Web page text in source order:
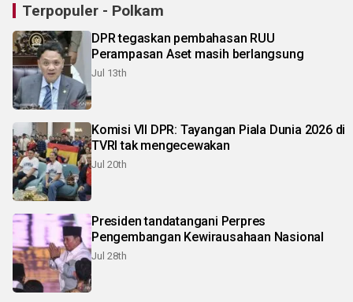
Terpopuler - Polkam
DPR tegaskan pembahasan RUU
Perampasan Aset masih berlangsung
Jul 13th
Komisi VII DPR: Tayangan Piala Dunia 2026 di
TVRI tak mengecewakan
Jul 20th
Presiden tandatangani Perpres
Pengembangan Kewirausahaan Nasional
Jul 28th